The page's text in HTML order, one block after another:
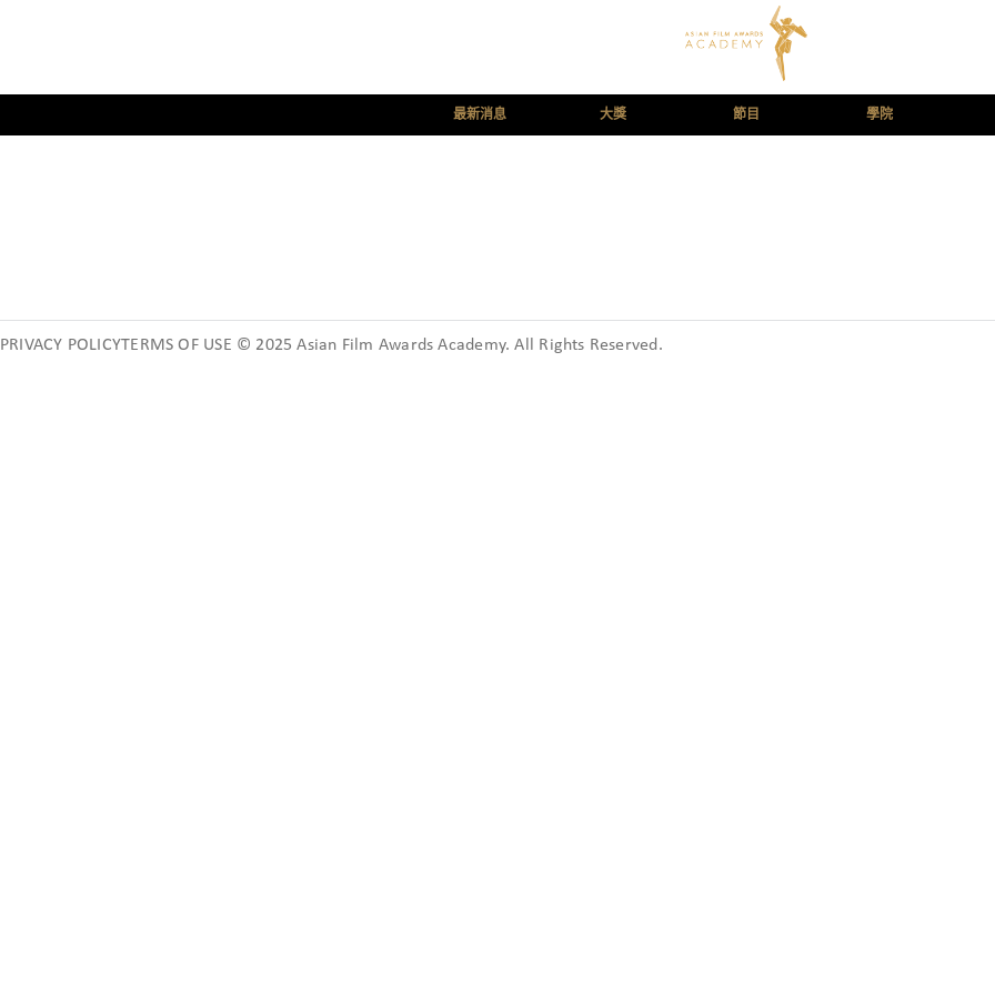
最新消息 大獎 節目 學院
PRIVACY POLICYTERMS OF USE © 2025 Asian Film Awards Academy. All Rights Reserved.